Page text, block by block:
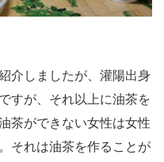
介しましたが、灌陽出身
すが、それ以上に油茶を
茶ができない女性は女性
それは油茶を作ることが